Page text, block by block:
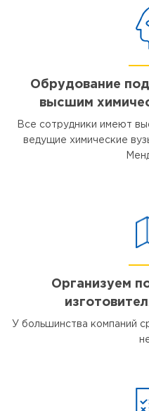
Обрудование
высшим
Все сотрудники имеют
ведущие химические
Организуем
У большинства компаний